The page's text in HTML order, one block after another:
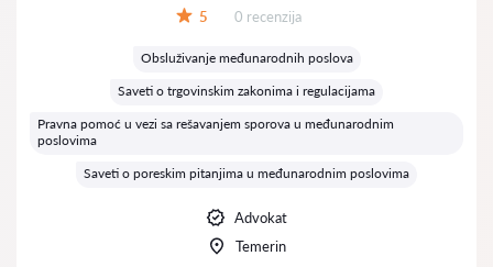
5 Recenzija:
0 recenzija
Obsluživanje međunarodnih poslova
Saveti o trgovinskim zakonima i regulacijama
Pravna pomoć u vezi sa rešavanjem sporova u međunarodnim
poslovima
Saveti o poreskim pitanjima u međunarodnim poslovima
Advokat
Temerin